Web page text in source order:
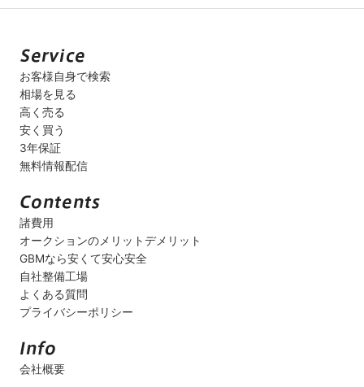
お客様自身で検索
相場を見る
高く売る
安く買う
3年保証
無料情報配信
諸費用
オークションのメリットデメリット
GBMなら安くて安心安全
自社整備工場
よくある質問
プライバシーポリシー
会社概要